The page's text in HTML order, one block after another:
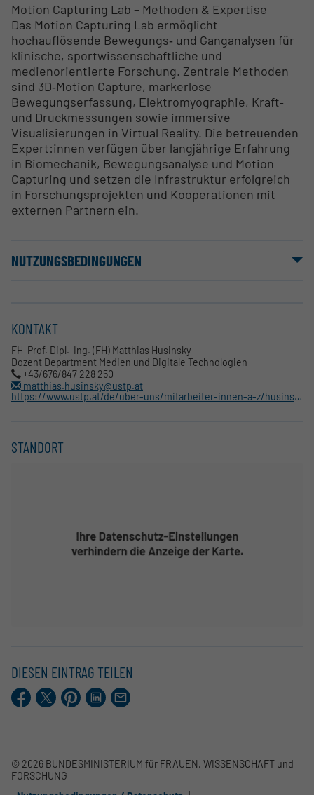
Motion Capturing Lab – Methoden & Expertise
Das Motion Capturing Lab ermöglicht
hochauflösende Bewegungs‑ und Ganganalysen für
klinische, sportwissenschaftliche und
medienorientierte Forschung. Zentrale Methoden
sind 3D‑Motion Capture, markerlose
Bewegungserfassung, Elektromyographie, Kraft‑
und Druckmessungen sowie immersive
Visualisierungen in Virtual Reality. Die betreuenden
Expert:innen verfügen über langjährige Erfahrung
in Biomechanik, Bewegungsanalyse und Motion
Capturing und setzen die Infrastruktur erfolgreich
in Forschungsprojekten und Kooperationen mit
externen Partnern ein.
NUTZUNGSBEDINGUNGEN
KONTAKT
FH-Prof. Dipl.-Ing. (FH) Matthias Husinsky
Dozent Department Medien und Digitale Technologien
+43/676/847 228 250
matthias.husinsky@ustp.at
https://www.ustp.at/de/uber-uns/mitarbeiter-innen-a-z/husinsky-matthias
STANDORT
DIESEN EINTRAG TEILEN
Facebook
X.comPinterestLinkedIn
E-
Mail
© 2026 BUNDESMINISTERIUM für FRAUEN, WISSENSCHAFT und
FORSCHUNG